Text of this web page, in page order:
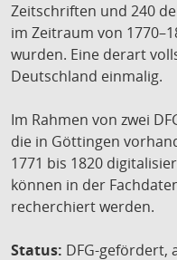
Zeitschriften und 240
im Zeitraum von
wurden. Eine derart
Deutschland einmalig.
Im Rahmen von zwei
die in Göttingen
1771 bis 1820
können in der
recherchiert werden.
Status: DFG-gefördert,